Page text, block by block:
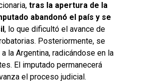
tras la apertura de la
abandonó el país y se
, lo que dificultó el avance de
Posteriormente, se
la Argentina, radicándose en la
El imputado permanecerá
el proceso judicial.